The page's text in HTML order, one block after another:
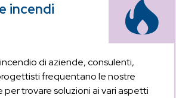
incendi
di aziende, consulenti,
frequentano le nostre
trovare soluzioni ai vari aspetti